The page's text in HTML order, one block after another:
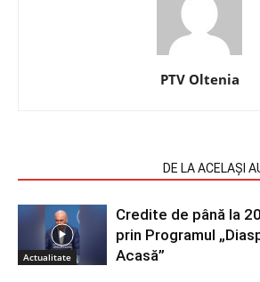
PTV Oltenia
DE LA ACELAȘI
Actualitate
Credite de până la
prin Programul
Acasă”